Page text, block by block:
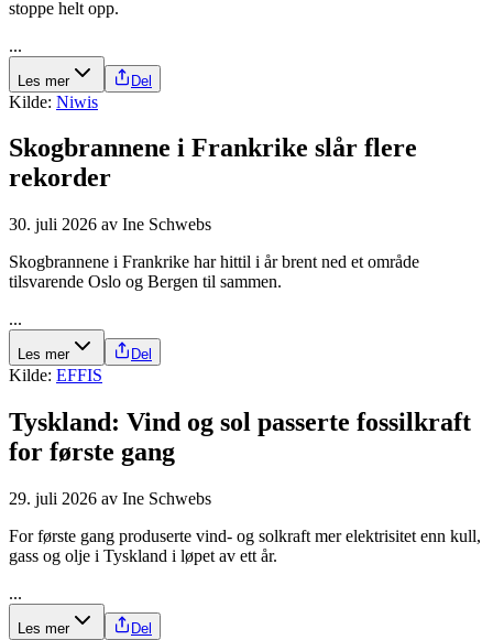
stoppe helt opp.
...
Les mer Del
Kilde: Niwis
Skogbrannene i Frankrike slår flere
rekorder
30. juli 2026 av Ine Schwebs
Skogbrannene i Frankrike har hittil i år brent ned et område
tilsvarende Oslo og Bergen til sammen.
...
Les mer Del
Kilde: EFFIS
Tyskland: Vind og sol passerte fossilkraft
for første gang
29. juli 2026 av Ine Schwebs
For første gang produserte vind- og solkraft mer elektrisitet enn kull,
gass og olje i Tyskland i løpet av ett år.
...
Les mer Del